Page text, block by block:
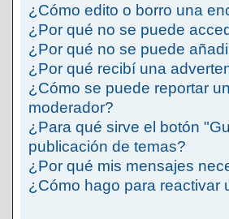
¿Cómo edito o borro una
¿Por qué no se puede
¿Por qué no se puede
¿Por qué recibí una
¿Cómo se puede reportar
moderador?
¿Para qué sirve el botón
publicación de temas?
¿Por qué mis mensajes
¿Cómo hago para reactivar